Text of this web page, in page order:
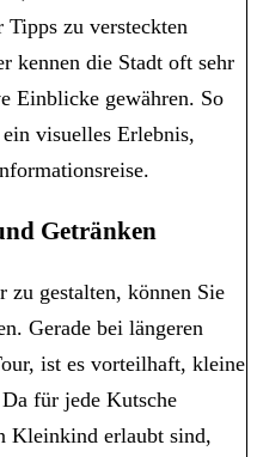
zu versteckten
kennen die Stadt oft sehr
Einblicke gewähren. So
visuelles Erlebnis,
Getränken
zu gestalten, können Sie
Gerade bei längeren
ist es vorteilhaft, kleine
für jede Kutsche
Kleinkind erlaubt sind,